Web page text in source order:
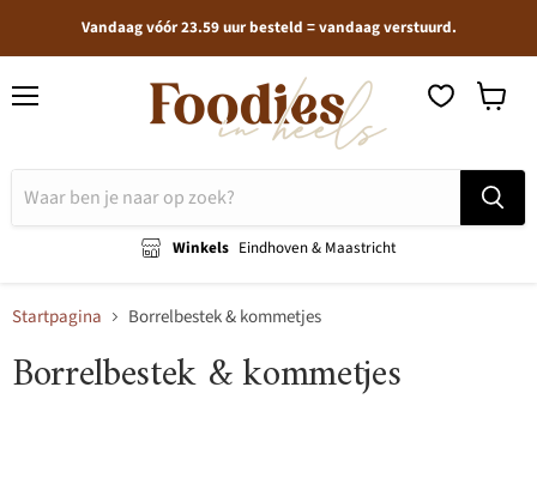
Vandaag vóór 23.59 uur besteld = vandaag verstuurd.
Winkels Eindhoven & Maastricht
Startpagina Borrelbestek & kommetjes
Borrelbestek & kommetjes